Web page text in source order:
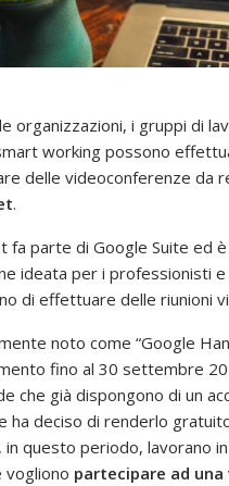
organizzazioni, i gruppi di
working possono
delle videoconferenze da
.
fa parte di Google Suite ed
ideata per i professionisti e
di effettuare delle riunioni
noto come “Google
fino al 30 settembre
che già dispongono di un
ha deciso di renderlo
in questo periodo, lavorano
vogliono partecipare ad